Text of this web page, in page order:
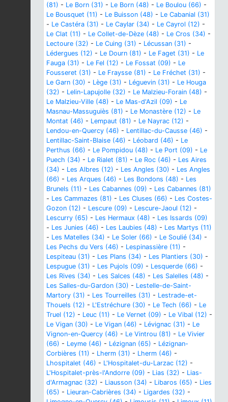
(81) - Le Born (31) - Le Born (48) - Le Boulou (66) -
Le Bousquet (11) - Le Buisson (48) - Le Cabanial (31)
- Le Castéra (31) - Le Caylar (34) - Le Cayrol (12) -
Le Clat (11) - Le Collet-de-Dèze (48) - Le Cros (34) -
Lectoure (32) - Le Cuing (31) - Lécussan (31) -
Lédergues (12) - Le Dourn (81) - Le Faget (31) - Le
Fauga (31) - Le Fel (12) - Le Fossat (09) - Le
Fousseret (31) - Le Fraysse (81) - Le Fréchet (31) -
Le Garn (30) - Lège (31) - Léguevin (31) - Le Houga
(32) - Lelin-Lapujolle (32) - Le Malzieu-Forain (48) -
Le Malzieu-Ville (48) - Le Mas-d'Azil (09) - Le
Masnau-Massuguiès (81) - Le Monastère (12) - Le
Montat (46) - Lempaut (81) - Le Nayrac (12) -
Lendou-en-Quercy (46) - Lentillac-du-Causse (46) -
Lentillac-Saint-Blaise (46) - Léobard (46) - Le
Perthus (66) - Le Pompidou (48) - Le Port (09) - Le
Puech (34) - Le Rialet (81) - Le Roc (46) - Les Aires
(34) - Les Albres (12) - Les Angles (30) - Les Angles
(66) - Les Arques (46) - Les Bondons (48) - Les
Brunels (11) - Les Cabannes (09) - Les Cabannes (81)
- Les Cammazes (81) - Les Cluses (66) - Les Costes-
Gozon (12) - Lescure (09) - Lescure-Jaoul (12) -
Lescurry (65) - Les Hermaux (48) - Les Issards (09)
- Les Junies (46) - Les Laubies (48) - Les Martys (11)
- Les Matelles (34) - Le Soler (66) - Le Soulié (34) -
Les Pechs du Vers (46) - Lespinassière (11) -
Lespiteau (31) - Les Plans (34) - Les Plantiers (30) -
Lespugue (31) - Les Pujols (09) - Lesquerde (66) -
Les Rives (34) - Les Salces (48) - Les Salelles (48) -
Les Salles-du-Gardon (30) - Lestelle-de-Saint-
Martory (31) - Les Tourreilles (31) - Lestrade-et-
Thouels (12) - L'Estréchure (30) - Le Tech (66) - Le
Truel (12) - Leuc (11) - Le Vernet (09) - Le Vibal (12) -
Le Vigan (30) - Le Vigan (46) - Lévignac (31) - Le
Vignon-en-Quercy (46) - Le Vintrou (81) - Le Vivier
(66) - Leyme (46) - Lézignan (65) - Lézignan-
Corbières (11) - Lherm (31) - Lherm (46) -
Lhospitalet (46) - L'Hospitalet-du-Larzac (12) -
L'Hospitalet-près-l'Andorre (09) - Lias (32) - Lias-
d'Armagnac (32) - Liausson (34) - Libaros (65) - Lies
(65) - Lieuran-Cabrières (34) - Ligardes (32) -